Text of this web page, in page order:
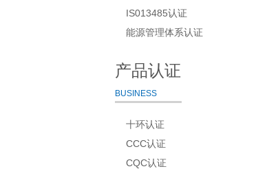
IS013485认证
能源管理体系认证
产品认证
BUSINESS
十环认证
CCC认证
CQC认证